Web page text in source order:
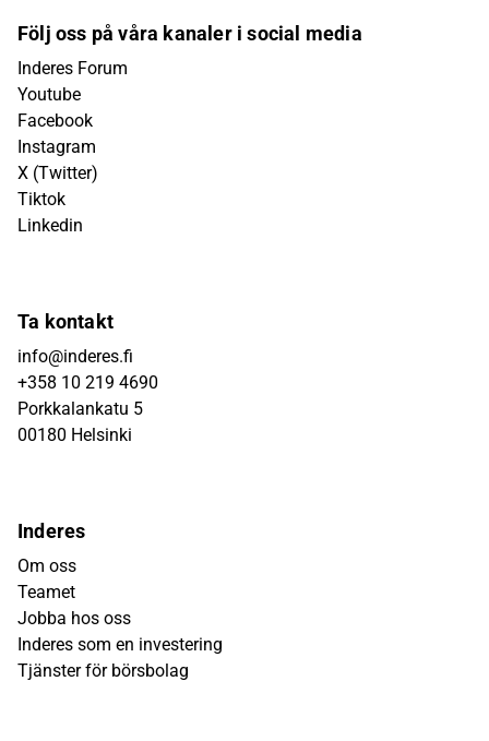
Följ oss på våra kanaler i social media
Inderes Forum
Youtube
Facebook
Instagram
X (Twitter)
Tiktok
Linkedin
Ta kontakt
info@inderes.fi
+358 10 219 4690
Porkkalankatu 5
00180 Helsinki
Inderes
Om oss
Teamet
Jobba hos oss
Inderes som en investering
Tjänster för börsbolag